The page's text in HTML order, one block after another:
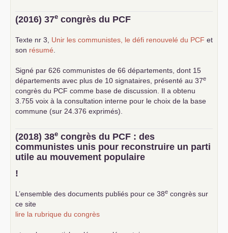
(2016) 37e congrès du PCF
Texte nr 3, Unir les communistes, le défi renouvelé du PCF et
son résumé
Signé par 626 communistes de 66 départements, dont 15
départements avec plus de 10 signataires, présenté au 37e
congrès du PCF comme base de discussion. Il a obtenu
3.755 voix à la consultation interne pour le choix de la base
commune (sur 24.376 exprimés).
(2018) 38e congrès du PCF : des
communistes unis pour reconstruire un parti
utile au mouvement populaire
!
L’ensemble des documents publiés pour ce 38e congrès sur
ce site
lire la rubrique du congrès